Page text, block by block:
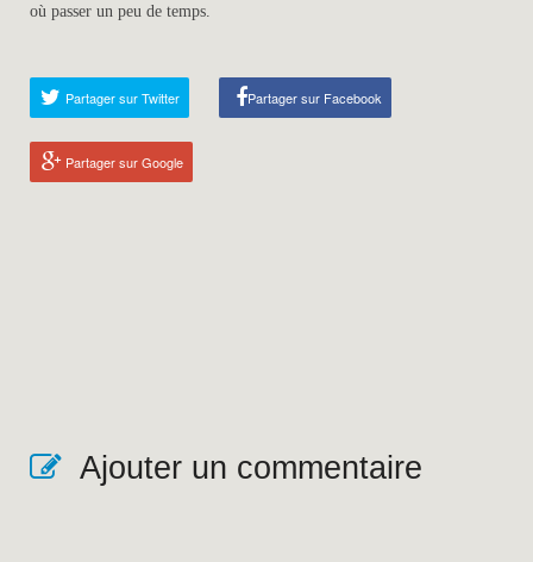
où passer un peu de temps.
Partager sur Twitter Partager sur Facebook
Partager sur Google
Ajouter un commentaire